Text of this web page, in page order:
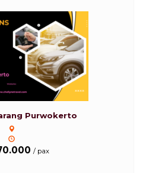
Purwokerto
/ pax